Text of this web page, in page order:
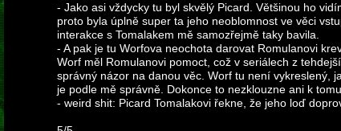
- Jako asi vždycky tu byl skvělý Picard. Většinou ho
proto byla úplně super ta jeho neoblomnost ve věci
interakce s Tomalakem mě samozřejmě taky bavila.
- A pak je tu Worfova neochota darovat Romulanovi
Worf měl Romulanovi pomoct, což v seriálech z
správný názor na danou věc. Worf tu není vykreslený,
je podle mě správně. Dokonce to nezklouzne ani k
- weird shit: Picard Tomalakovi řekne, že jeho loď